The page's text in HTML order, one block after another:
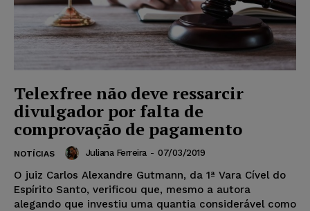
Telexfree não deve ressarcir
divulgador por falta de
comprovação de pagamento
NOTÍCIAS Juliana Ferreira - 07/03/2019
O juiz Carlos Alexandre Gutmann, da 1ª Vara Cível do
Espírito Santo, verificou que, mesmo a autora
alegando que investiu uma quantia considerável como